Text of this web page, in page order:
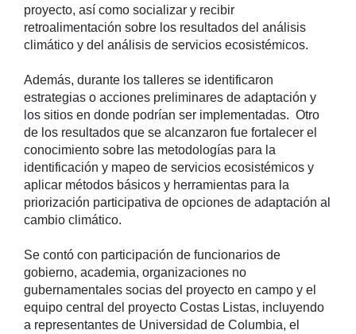
proyecto, así como socializar y recibir
retroalimentación sobre los resultados del análisis
climático y del análisis de servicios ecosistémicos.
Además, durante los talleres se identificaron
estrategias o acciones preliminares de adaptación y
los sitios en donde podrían ser implementadas. Otro
de los resultados que se alcanzaron fue fortalecer el
conocimiento sobre las metodologías para la
identificación y mapeo de servicios ecosistémicos y
aplicar métodos básicos y herramientas para la
priorización participativa de opciones de adaptación al
cambio climático.
Se contó con participación de funcionarios de
gobierno, academia, organizaciones no
gubernamentales socias del proyecto en campo y el
equipo central del proyecto Costas Listas, incluyendo
a representantes de Universidad de Columbia, el